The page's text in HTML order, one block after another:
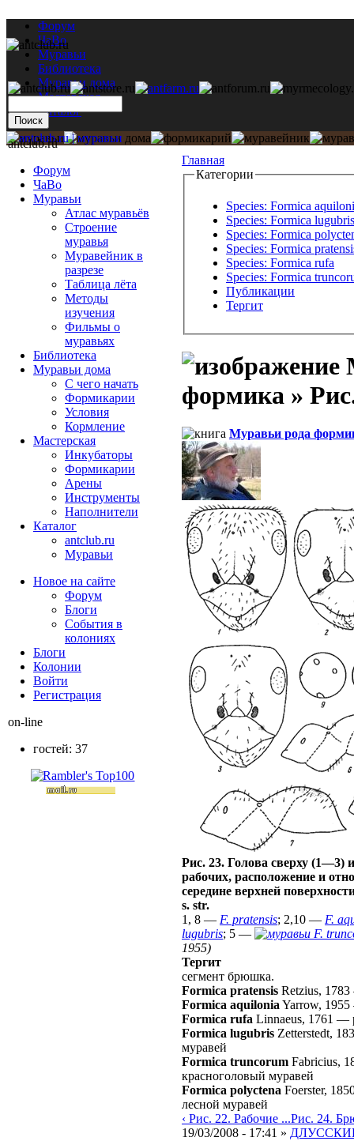
Форум
ЧаВо
Муравьи
Библиотека
Муравьи дома
Мастерская
Каталог
Главная
Категории
Species: Formica
Species: Formica lugubris
Species: Formica
Species: Formica
Species: Formica rufa
Species: Formica
Публикации
Тергит
формика »
Муравьи рода
Рис. 23. Голова сверху (1—3)
рабочих, расположение и
середине верхней
s. str.
1, 8 — F. pratensis; 2,10 — F.
lugubris; 5 —
F.
1955)
Тергит
сегмент брюшка.
Formica pratensis Retzius, 1783
Formica aquiloniaYarrow, 1955
Formica rufa Linnaeus, 1761 —
Formica lugubris Zetterstedt,
муравей
Formica truncorum Fabricius,
красноголовый муравей
Formica polyctena Foerster,
лесной муравей
‹ Рис. 22. Рабочие ...Рис. 24.
19/03/2008 - 17:41 »
antclub.ru
Форум
ЧаВо
Муравьи
Атлас муравьёв
Строение
муравья
Муравейник в
разрезе
Таблица лёта
Методы
изучения
Фильмы о
муравьях
Библиотека
Муравьи дома
С чего начать
Формикарии
Условия
Кормление
Мастерская
Инкубаторы
Формикарии
Арены
Инструменты
Наполнители
Каталог
antclub.ru
Муравьи
Новое на сайте
Форум
Блоги
События в
колониях
Блоги
Колонии
Войти
Peгиcтpaция
on-line
гостей: 37